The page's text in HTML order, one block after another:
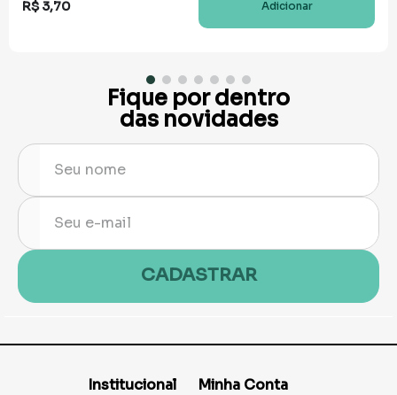
R$ 3,70 Adicionar
Fique por dentro
das novidades
CADASTRAR
Institucional Minha Conta